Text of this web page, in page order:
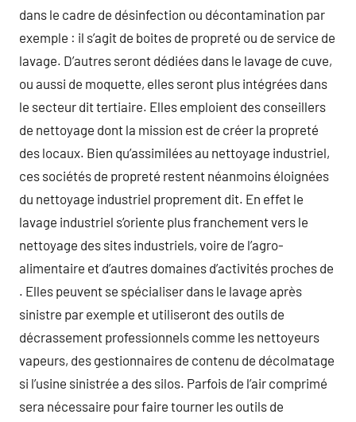
dans le cadre de désinfection ou décontamination par
exemple : il s’agit de boites de propreté ou de service de
lavage. D’autres seront dédiées dans le lavage de cuve,
ou aussi de moquette, elles seront plus intégrées dans
le secteur dit tertiaire. Elles emploient des conseillers
de nettoyage dont la mission est de créer la propreté
des locaux. Bien qu’assimilées au nettoyage industriel,
ces sociétés de propreté restent néanmoins éloignées
du nettoyage industriel proprement dit. En effet le
lavage industriel s’oriente plus franchement vers le
nettoyage des sites industriels, voire de l’agro-
alimentaire et d’autres domaines d’activités proches de
. Elles peuvent se spécialiser dans le lavage après
sinistre par exemple et utiliseront des outils de
décrassement professionnels comme les nettoyeurs
vapeurs, des gestionnaires de contenu de décolmatage
si l’usine sinistrée a des silos. Parfois de l’air comprimé
sera nécessaire pour faire tourner les outils de